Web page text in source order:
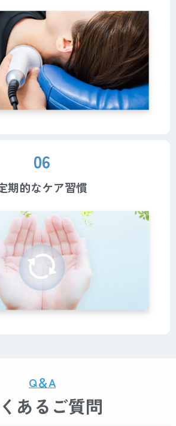
06
期的なケア習慣
Q＆A
あるご質問